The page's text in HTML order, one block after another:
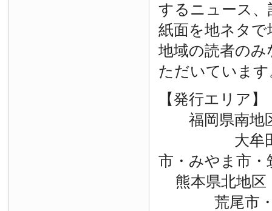
するニュース
紙面を地ネタ
地域の読者の
ただいています
【発行エリア】
福岡県南地
大牟田市
市・みやま市・
熊本県北地区
荒尾市・玉